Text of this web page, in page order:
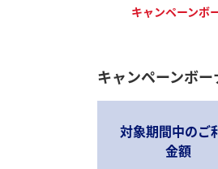
キャンペーンボ
キャンペーンボ
対象期間中のご
金額